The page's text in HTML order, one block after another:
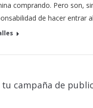
comprando. Pero son,
de hacer entrar
campaña de